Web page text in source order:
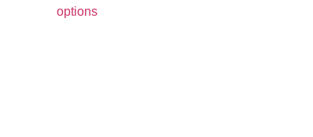
options